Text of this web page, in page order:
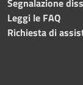
Leggi le FAQ
Richiesta di